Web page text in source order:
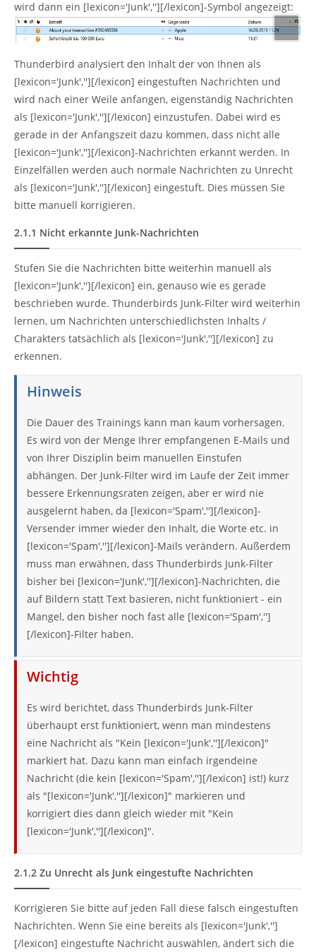
wird dann ein [lexicon='Junk',''][/lexicon]-Symbol angezeigt:
Thunderbird analysiert den Inhalt der von Ihnen als
[lexicon='Junk',''][/lexicon] eingestuften Nachrichten und
wird nach einer Weile anfangen, eigenständig Nachrichten
als [lexicon='Junk',''][/lexicon] einzustufen. Dabei wird es
gerade in der Anfangszeit dazu kommen, dass nicht alle
[lexicon='Junk',''][/lexicon]-Nachrichten erkannt werden. In
Einzelfällen werden auch normale Nachrichten zu Unrecht
als [lexicon='Junk',''][/lexicon] eingestuft. Dies müssen Sie
bitte manuell korrigieren.
2.1.1 Nicht erkannte Junk-Nachrichten
Stufen Sie die Nachrichten bitte weiterhin manuell als
[lexicon='Junk',''][/lexicon] ein, genauso wie es gerade
beschrieben wurde. Thunderbirds Junk-Filter wird weiterhin
lernen, um Nachrichten unterschiedlichsten Inhalts /
Charakters tatsächlich als [lexicon='Junk',''][/lexicon] zu
erkennen.
Hinweis
Die Dauer des Trainings kann man kaum vorhersagen.
Es wird von der Menge Ihrer empfangenen E-Mails und
von Ihrer Disziplin beim manuellen Einstufen
abhängen. Der Junk-Filter wird im Laufe der Zeit immer
bessere Erkennungsraten zeigen, aber er wird nie
ausgelernt haben, da [lexicon='Spam',''][/lexicon]-
Versender immer wieder den Inhalt, die Worte etc. in
[lexicon='Spam',''][/lexicon]-Mails verändern. Außerdem
muss man erwähnen, dass Thunderbirds Junk-Filter
bisher bei [lexicon='Junk',''][/lexicon]-Nachrichten, die
auf Bildern statt Text basieren, nicht funktioniert - ein
Mangel, den bisher noch fast alle [lexicon='Spam','']
[/lexicon]-Filter haben.
Wichtig
Es wird berichtet, dass Thunderbirds Junk-Filter
überhaupt erst funktioniert, wenn man mindestens
eine Nachricht als "Kein [lexicon='Junk',''][/lexicon]"
markiert hat. Dazu kann man einfach irgendeine
Nachricht (die kein [lexicon='Spam',''][/lexicon] ist!) kurz
als "[lexicon='Junk',''][/lexicon]" markieren und
korrigiert dies dann gleich wieder mit "Kein
[lexicon='Junk',''][/lexicon]".
2.1.2 Zu Unrecht als Junk eingestufte Nachrichten
Korrigieren Sie bitte auf jeden Fall diese falsch eingestuften
Nachrichten. Wenn Sie eine bereits als [lexicon='Junk','']
[/lexicon] eingestufte Nachricht auswählen, ändert sich die